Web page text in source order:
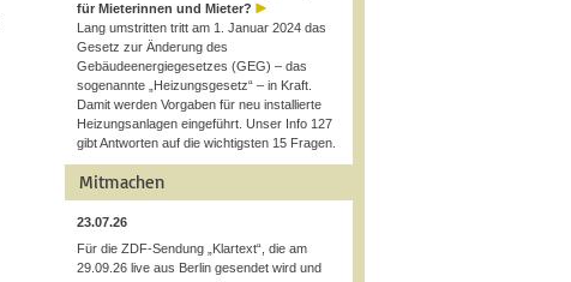
für Mieterinnen und Mieter?
Lang umstritten tritt am 1. Januar 2024 das
Gesetz zur Änderung des
Gebäudeenergiegesetzes (GEG) – das
sogenannte „Heizungsgesetz“ – in Kraft.
Damit werden Vorgaben für neu installierte
Heizungsanlagen eingeführt. Unser Info 127
gibt Antworten auf die wichtigsten 15 Fragen.
Mitmachen
23.07.26
Für die ZDF-Sendung „Klartext“, die am
29.09.26 live aus Berlin gesendet wird und